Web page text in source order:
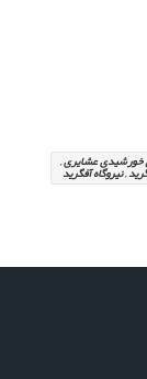
خورشیدی عشایری ,
, نیروگاه آفگرید